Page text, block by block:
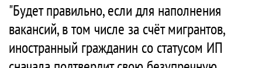
"Будет правильно, если для наполнения
вакансий, в том числе за счёт мигрантов,
иностранный гражданин со статусом ИП